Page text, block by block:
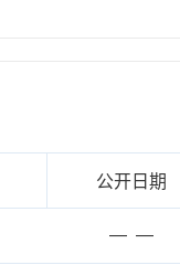
公开日期
— —